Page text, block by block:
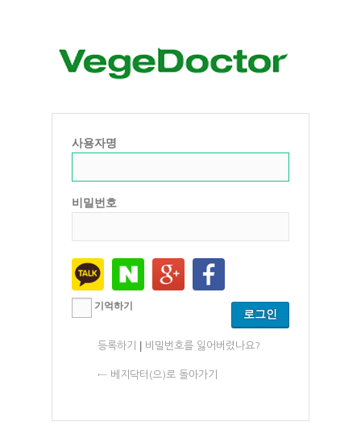
사용자명
비밀번호
기억하기
등록하기 비밀번호를 잃어버렸나요?
← 베지닥터(으)로 돌아가기